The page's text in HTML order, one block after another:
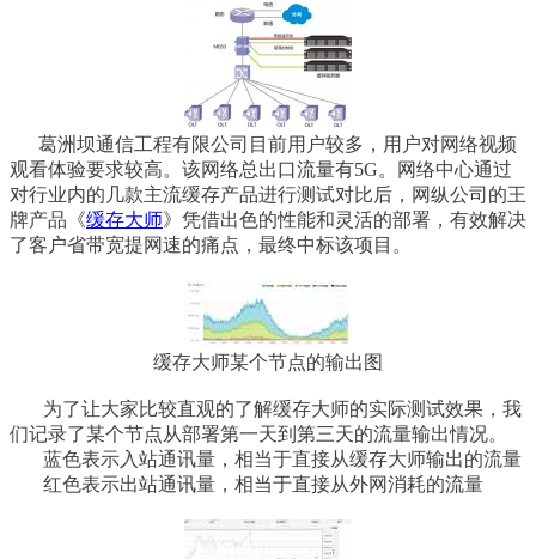
葛洲坝通信工程有限公司目前用户较多，用户对网络视频
观看体验要求较高。该网络总出口流量有5G。网络中心通过
对行业内的几款主流缓存产品进行测试对比后，网纵公司的王
牌产品《缓存大师》凭借出色的性能和灵活的部署，有效解决
了客户省带宽提网速的痛点，最终中标该项目。
缓存大师某个节点的输出图
为了让大家比较直观的了解缓存大师的实际测试效果，我
们记录了某个节点从部署第一天到第三天的流量输出情况。
蓝色表示入站通讯量，相当于直接从缓存大师输出的流量
红色表示出站通讯量，相当于直接从外网消耗的流量